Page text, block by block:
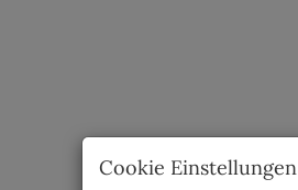
Cookie Einstellungen